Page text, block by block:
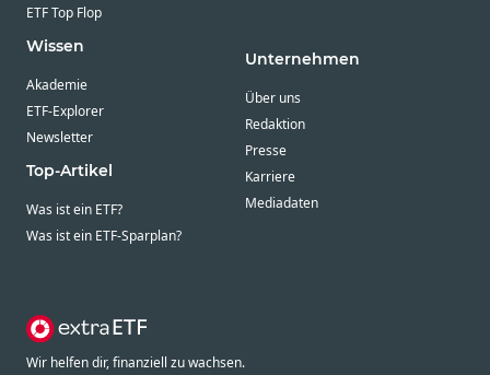
ETF Top Flop
Wissen
Akademie
ETF-Explorer
Newsletter
Top-Artikel
Was ist ein ETF?
Was ist ein ETF-Sparplan?
Unternehmen
Über uns
Redaktion
Presse
Karriere
Mediadaten
Wir helfen dir, finanziell zu wachsen.